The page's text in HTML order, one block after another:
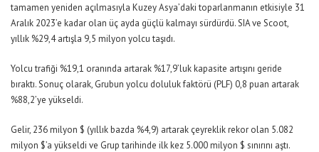
tamamen yeniden açılmasıyla Kuzey Asya’daki toparlanmanın etkisiyle 31
Aralık 2023’e kadar olan üç ayda güçlü kalmayı sürdürdü. SIA ve Scoot,
yıllık %29,4 artışla 9,5 milyon yolcu taşıdı.
Yolcu trafiği %19,1 oranında artarak %17,9’luk kapasite artışını geride
bıraktı. Sonuç olarak, Grubun yolcu doluluk faktörü (PLF) 0,8 puan artarak
%88,2’ye yükseldi.
Gelir, 236 milyon $ (yıllık bazda %4,9) artarak çeyreklik rekor olan 5.082
milyon $’a yükseldi ve Grup tarihinde ilk kez 5.000 milyon $ sınırını aştı.